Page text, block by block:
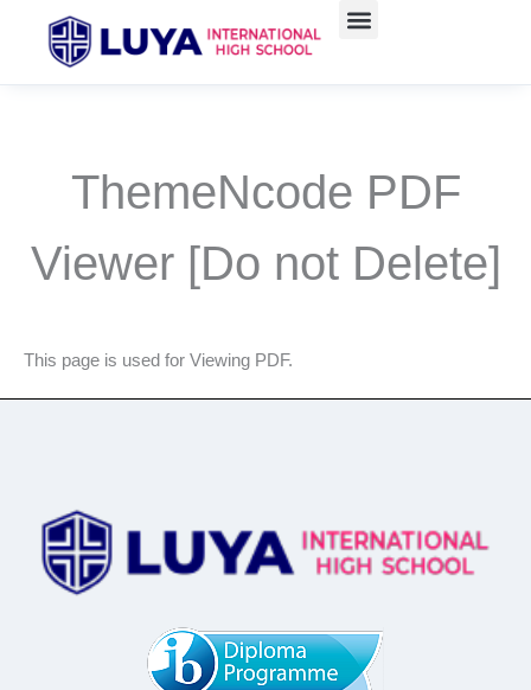
ThemeNcode PDF
Viewer [Do not Delete]
This page is used for Viewing PDF.